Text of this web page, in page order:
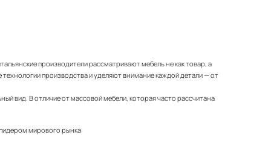
производители рассматривают мебель не как товар, а
производства и уделяют внимание каждой детали — от
вид. В отличие от массовой мебели, которая часто рассчитана
мирового рынка: